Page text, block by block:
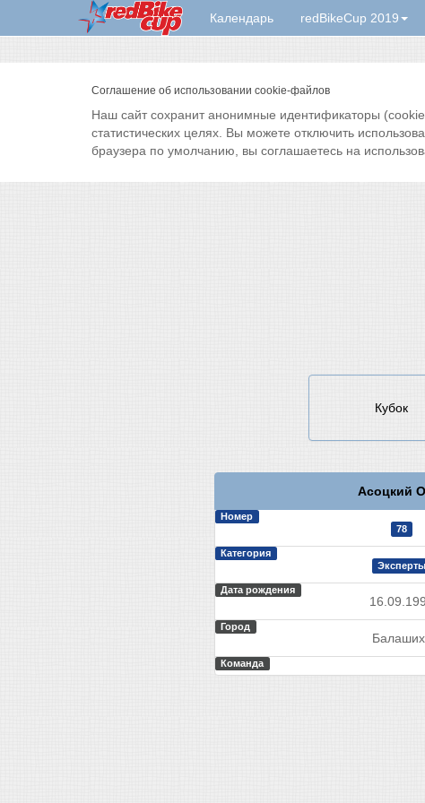
Календарь redBikeCup 2019
Соглашение об использовании cookie-файлов
Наш сайт сохранит анонимные идентификаторы
статистических целях. Вы можете отключить
браузера по умолчанию, вы соглашаетесь на
Кубок
Асоцкий
Номер
78
Категория
Эксперты
Дата рождения
Город
Команда